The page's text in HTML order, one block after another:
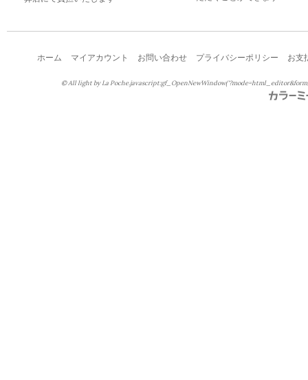
ホーム マイアカウント お問い合わせ プライバシーポリシー お支
© All light by La